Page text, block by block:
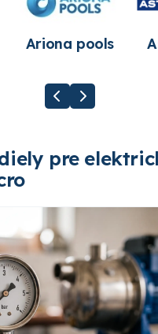
Ariona pools
pre